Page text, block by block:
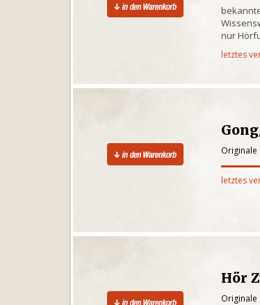
nur
letztes
Originale
letztes
Hör
Originale